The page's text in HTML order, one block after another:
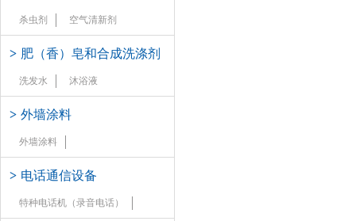
杀虫剂 空气清新剂
> 肥（香）皂和合成洗涤剂
洗发水 沐浴液
> 外墙涂料
外墙涂料
> 电话通信设备
特种电话机（录音电话）